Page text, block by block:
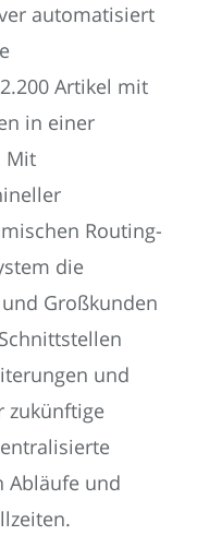
automatisiert
Artikel mit
in einer
Mit
Routing-
die
Großkunden
und
zukünftige
Abläufe und